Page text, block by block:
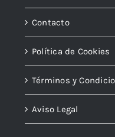
Contacto
Política de Cookies
Términos y
Aviso Legal